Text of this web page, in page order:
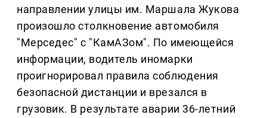
направлении улицы им. Маршала Жукова
произошло столкновение автомобиля
"Мерседес" с "КамАЗом". По имеющейся
информации, водитель иномарки
проигнорировал правила соблюдения
безопасной дистанции и врезался в
грузовик. В результате аварии 36-летний